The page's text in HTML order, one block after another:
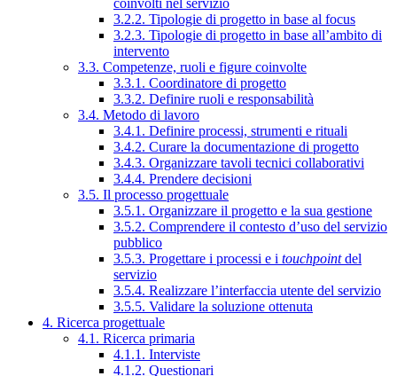
coinvolti nel servizio
3.2.2. Tipologie di progetto in base al focus
3.2.3. Tipologie di progetto in base all’ambito di
intervento
3.3. Competenze, ruoli e figure coinvolte
3.3.1. Coordinatore di progetto
3.3.2. Definire ruoli e responsabilità
3.4. Metodo di lavoro
3.4.1. Definire processi, strumenti e rituali
3.4.2. Curare la documentazione di progetto
3.4.3. Organizzare tavoli tecnici collaborativi
3.4.4. Prendere decisioni
3.5. Il processo progettuale
3.5.1. Organizzare il progetto e la sua gestione
3.5.2. Comprendere il contesto d’uso del servizio
pubblico
3.5.3. Progettare i processi e i touchpointdel
servizio
3.5.4. Realizzare l’interfaccia utente del servizio
3.5.5. Validare la soluzione ottenuta
4. Ricerca progettuale
4.1. Ricerca primaria
4.1.1. Interviste
4.1.2. Questionari